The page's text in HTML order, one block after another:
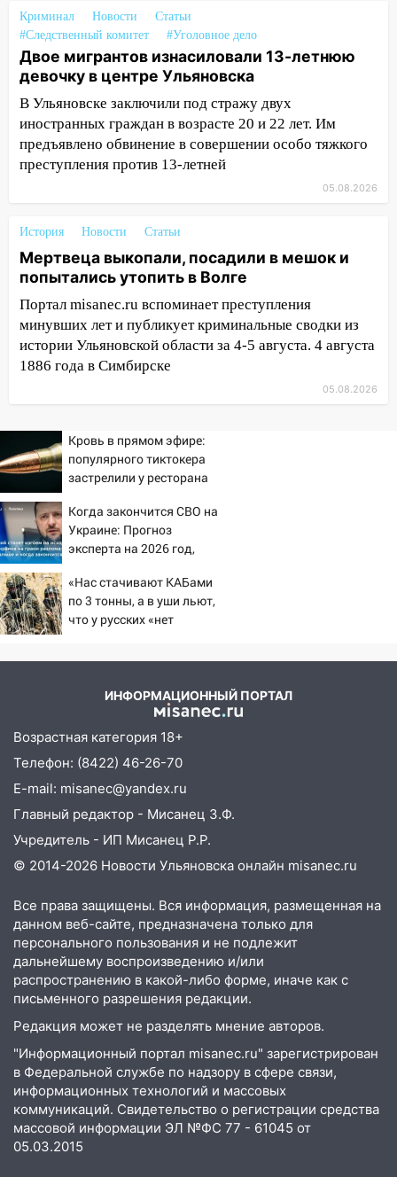
избившим мужчину в трамвае
08:27 Ульяновская полиция получила
один из шести уникальных автомобилей
в России
07:02 Жара отступит: какой будет
погода в Ульяновске днем 5 августа
06:10
Двое мигрантов изнасиловали 13-
06:00
Мертвеца выкопали, посадили в
мешок и попытались утопить в Волге
05:30 Астрологи назвали самый
опасный день августа: что ждет каждый
знак 5 августа
04.08.2026
23:27 Прокуратура проверяет
капремонт школы в посёлке Налейка
22:33
Прокуратура проверяет
спортивные объекты в Старой Майне
Ульяновцев приглашают сдать
кровь: День донора пройдёт 6 августа
20:17
Ульяновская область девятую
неделю подряд удерживает самые
низкие цены на подсолнечное масло
19:33
Коровы-рекордсменки: в
Ульяновской области выросли надои
года благоустроят 20 родников
17:27 В Ульяновской области 114 детей-
сирот получили жильё с начала года
16:43 Дорожный сезон перевалил за
экватор: в Ульяновской области
обновили половину региональных трасс
16:31
капитально отремонтируют 101
16:30 Прогноз погоды в Ульяновской
области на 5 августа
16:20 В Сурском районе сёла оказались
не защищены от лесных пожаров
16:12
Пуля пробила окно квартиры на
16-м этаже в Ульяновске
16:10 Прокуратура потребовала
усилить борьбу со свалками в
Инзенском районе
16:06 Патриарх Кирилл оценил работу
Криминал Новости
Статьи
#Следственный комитет
#Уголовное дело
Двое мигрантов изнасиловали 13-летнюю
девочку в центре Ульяновска
В Ульяновске заключили под стражу двух
иностранных граждан в возрасте 20 и 22 лет. Им
предъявлено обвинение в совершении особо тяжкого
преступления против 13-летней
05.08.2026
История Новости Статьи
Мертвеца выкопали, посадили в мешок и
попытались утопить в Волге
Портал misanec.ru вспоминает преступления
минувших лет и публикует криминальные сводки из
истории Ульяновской области за 4-5 августа. 4 августа
1886 года в Симбирске
05.08.2026
Кровь в прямом эфире:
популярного тиктокера
застрелили у ресторана
Когда закончится СВО на
Украине: Прогноз
эксперта на 2026 год,
боевых действиях
«Нас стачивают КАБами
по 3 тонны, а в уши льют,
что у русских «нет
ИНФОРМАЦИОННЫЙ ПОРТАЛ
Возрастная категория 18+
Телефон: (8422) 46-26-70
E-mail: misanec@yandex.ru
Главный редактор - Мисанец З.Ф.
Учредитель - ИП Мисанец Р.Р.
© 2014-2026 Новости Ульяновска онлайн misanec.ru
Все права защищены. Вся информация, размещенная на
данном веб-сайте, предназначена только для
персонального пользования и не подлежит
дальнейшему воспроизведению и/или
распространению в какой-либо форме, иначе как с
письменного разрешения редакции.
Редакция может не разделять мнение авторов.
"Информационный портал misanec.ru" зарегистрирован
в Федеральной службе по надзору в сфере связи,
информационных технологий и массовых
коммуникаций. Свидетельство о регистрации средства
массовой информации ЭЛ №ФС 77 - 61045 от
05.03.2015